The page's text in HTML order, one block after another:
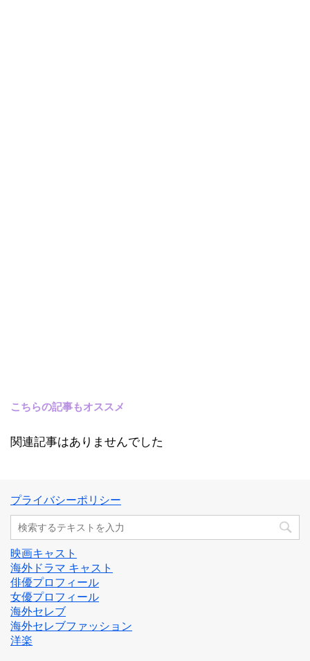
こちらの記事もオススメ
関連記事はありませんでした
プライバシーポリシー
映画キャスト
海外ドラマ キャスト
俳優プロフィール
女優プロフィール
海外セレブ
海外セレブファッション
洋楽